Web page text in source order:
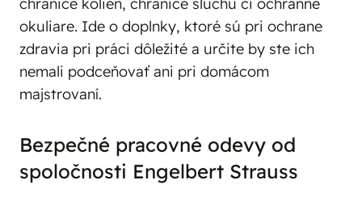
chrániče kolien, chrániče sluchu či ochranné
okuliare. Ide o doplnky, ktoré sú pri ochrane
zdravia pri práci dôležité a určite by ste ich
nemali podceňovať ani pri domácom
majstrovaní.
Bezpečné pracovné odevy od
spoločnosti Engelbert Strauss